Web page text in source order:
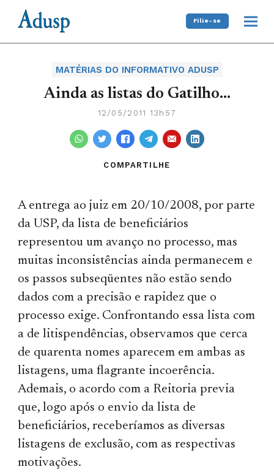
Filie-se
MATÉRIAS DO INFORMATIVO ADUSP
Ainda as listas do Gatilho…
12/05/2011 13h57
COMPARTILHE
A entrega ao juiz em 20/10/2008, por parte
da USP, da lista de beneficiários
representou um avanço no processo, mas
muitas inconsistências ainda permanecem e
os passos subseqüentes não estão sendo
dados com a precisão e rapidez que o
processo exige. Confrontando essa lista com
a de litispendências, observamos que cerca
de quarenta nomes aparecem em ambas as
listagens, uma flagrante incoerência.
Ademais, o acordo com a Reitoria previa
que, logo após o envio da lista de
beneficiários, receberíamos as diversas
listagens de exclusão, com as respectivas
motivações.